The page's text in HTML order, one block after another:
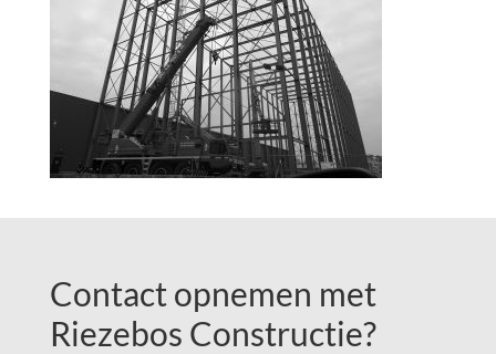
Widget
Header
Contact opnemen met
Riezebos Constructie?